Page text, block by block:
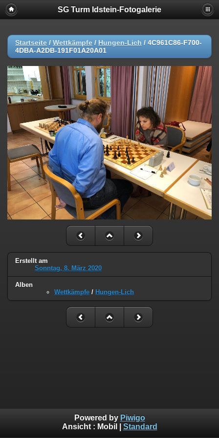
SG Turm Idstein-Fotogalerie
Startseite / Wettkämpfe / Hungen-Lich / 4C961C86-F700-
4DBA-A2DB-191F01A20A01
Erstellt am
Sonntag, 8. März 2020
Alben
Wettkämpfe / Hungen-Lich
Powered by Piwigo
Ansicht : Mobil Standard